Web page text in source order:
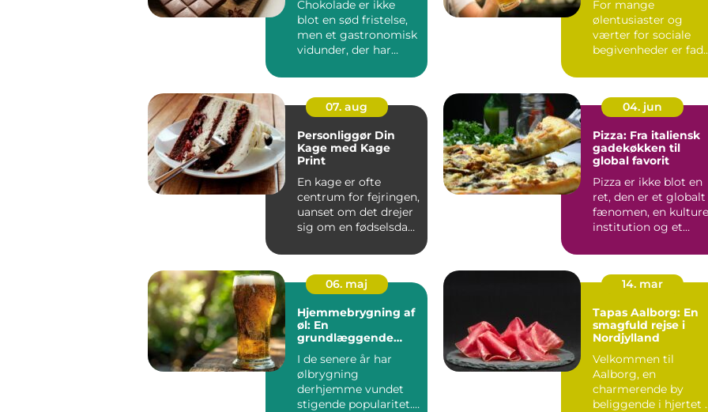
Chokolade er ikke
blot en sød fristelse,
men et gastronomisk
vidunder, der har
For mange
ølentusiaster og
værter for sociale
begivenheder er
07. aug
Personliggør Din
Kage med Kage
Print
En kage er ofte
centrum for fejringen,
uanset om det drejer
sig om en fødselsdag,
04. jun
Pizza: Fra italiensk
gadekøkken til
global favorit
Pizza er ikke blot en
ret, den er et globalt
fænomen, en
institution og et
06. maj
Hjemmebrygning af
øl: En
grundlæggende
I de senere år har
ølbrygning
derhjemme vundet
stigende popularitet.
14. mar
Tapas Aalborg: En
smagfuld rejse i
Nordjylland
Velkommen til
Aalborg, en
charmerende by
beliggende i hjertet